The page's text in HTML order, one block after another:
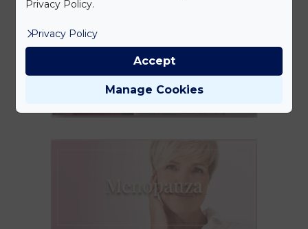
Privacy Policy.
Privacy Policy
Manage Cookies
Accept